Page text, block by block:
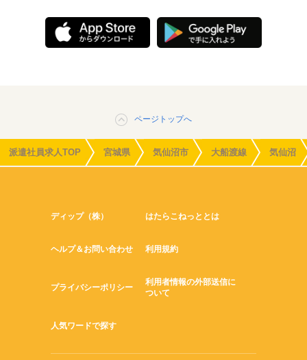
ページトップへ
派遣社員求人TOP 宮城県 気仙沼市 大船渡線 気仙沼
ディップ（株） はたらこねっととは
ヘルプ＆お問い合わせ 利用規約
プライバシーポリシー
利用者情報の外部送信に
ついて
人気ワードで探す